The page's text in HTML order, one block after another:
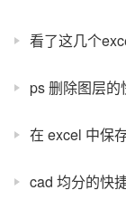
看了这几个
ps 删除图层的
在 excel 中保
cad 均分的快